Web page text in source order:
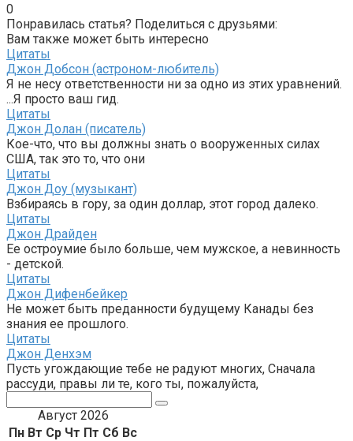
0
Понравилась статья? Поделиться с друзьями:
Вам также может быть интересно
Цитаты
Джон Добсон (астроном-любитель)
Я не несу ответственности ни за одно из этих уравнений.
...Я просто ваш гид.
Цитаты
Джон Долан (писатель)
Кое-что, что вы должны знать о вооруженных силах
США, так это то, что они
Цитаты
Джон Доу (музыкант)
Взбираясь в гору, за один доллар, этот город далеко.
Цитаты
Джон Драйден
Ее остроумие было больше, чем мужское, а невинность
- детской.
Цитаты
Джон Дифенбейкер
Не может быть преданности будущему Канады без
знания ее прошлого.
Цитаты
Джон Денхэм
Пусть угождающие тебе не радуют многих, Сначала
рассуди, правы ли те, кого ты, пожалуйста,
Август 2026
Пн Вт Ср Чт Пт Сб Вс